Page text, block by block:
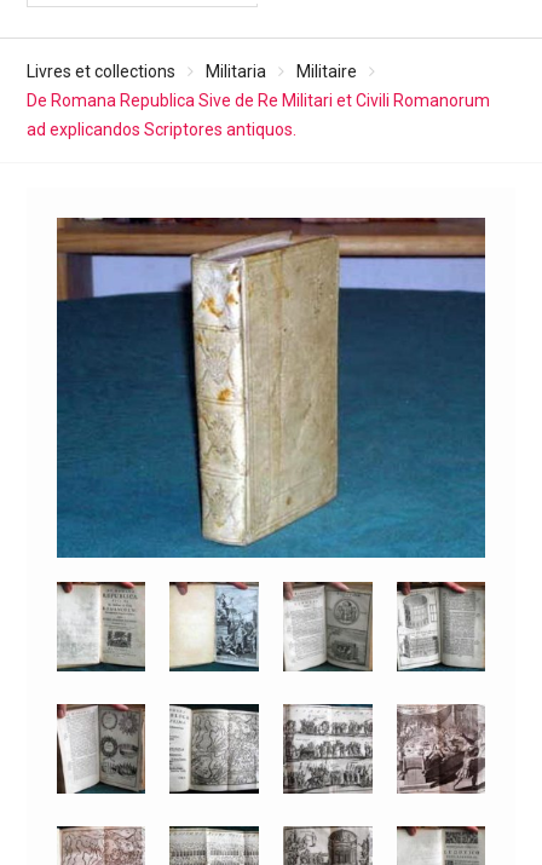
Livres et collections Militaria
Militaire
De Romana Republica Sive de Re Militari et Civili Romanorum
ad explicandos Scriptores antiquos.